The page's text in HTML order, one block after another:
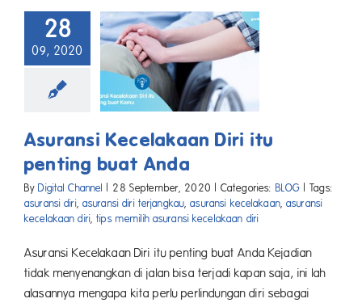
28
09, 2020
Asuransi Kecelakaan Diri itu
penting buat Anda
By Digital Channel | 28 September, 2020 | Categories: BLOG | Tags:
asuransi diri, asuransi diri terjangkau,asuransi kecelakaan,asuransi
kecelakaan diri,tips memilih asuransi kecelakaan diri
Asuransi Kecelakaan Diri itu penting buat Anda Kejadian
tidak menyenangkan di jalan bisa terjadi kapan saja, ini lah
alasannya mengapa kita perlu perlindungan diri sebagai